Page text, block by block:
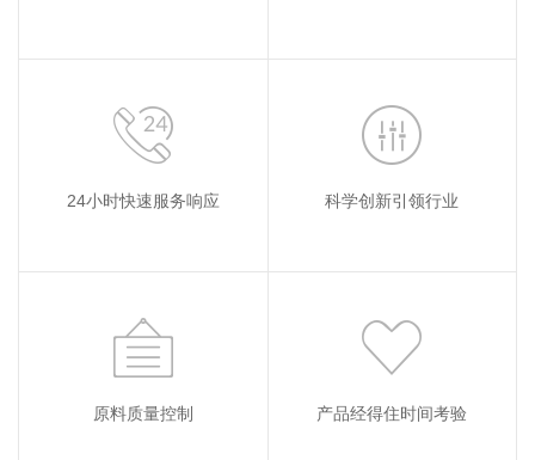
24小时快速服务响应 科学创新引领行业
原料质量控制 产品经得住时间考验